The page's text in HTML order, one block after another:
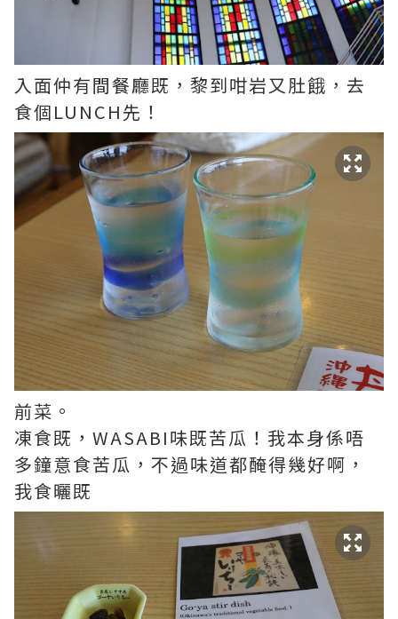
入面仲有間餐廳既，黎到咁岩又肚餓，去
食個LUNCH先！
前菜。
凍食既，WASABI味既苦瓜！我本身係唔
多鐘意食苦瓜，不過味道都醃得幾好啊，
我食曬既